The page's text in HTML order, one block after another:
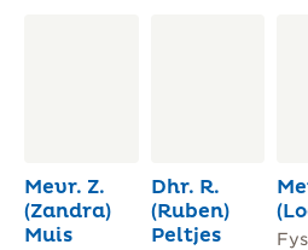
Mevr. Z.
(Zandra)
Muis
Dhr. R.
(Ruben)
Peltjes